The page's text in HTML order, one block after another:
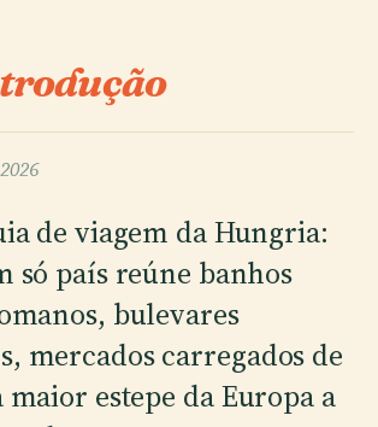
de viagem da Hungria:
só país reúne banhos
bulevares
mercados carregados de
maior estepe da Europa a